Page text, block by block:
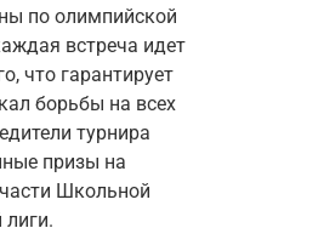
по олимпийской
встреча идет
что гарантирует
борьбы на всех
турнира
призы на
Школьной